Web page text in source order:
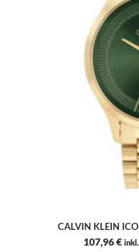
CALVIN KLEIN
107,96€